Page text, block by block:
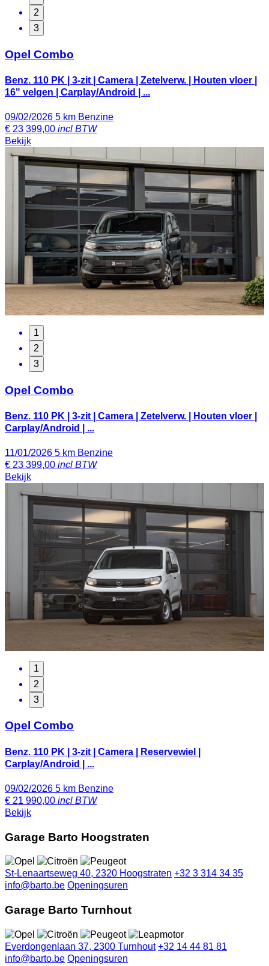
2
3
Opel Combo
Benz. 110 PK | 3-zit | Camera | Zetelverw. | Houten vloer |
16" velgen | Carplay/Android | ...
09/02/2026 5 km Benzine
€ 23 399,00 incl BTW
Bekijk
1
2
3
Opel Combo
Benz. 110 PK | 3-zit | Camera | Zetelverw. | Houten vloer |
Carplay/Android | ...
11/01/2026 5 km Benzine
€ 23 399,00 incl BTW
Bekijk
1
2
3
Opel Combo
Benz. 110 PK | 3-zit | Camera | Reservewiel |
Carplay/Android | ...
09/02/2026 5 km Benzine
€ 21 990,00 incl BTW
Bekijk
Garage Barto Hoogstraten
St-Lenaartseweg 40, 2320 Hoogstraten +32 3 314 34 35
info@barto.be Openingsuren
Garage Barto Turnhout
Everdongenlaan 37, 2300 Turnhout +32 14 44 81 81
info@barto.be Openingsuren